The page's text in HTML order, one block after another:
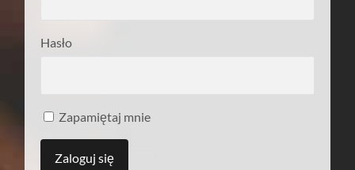
Hasło
Zapamiętaj mnie